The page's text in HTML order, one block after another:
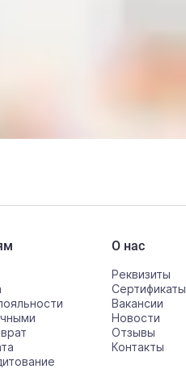
О нас
Реквизиты
Сертификаты
Вакансии
Новости
Отзывы
Контакты